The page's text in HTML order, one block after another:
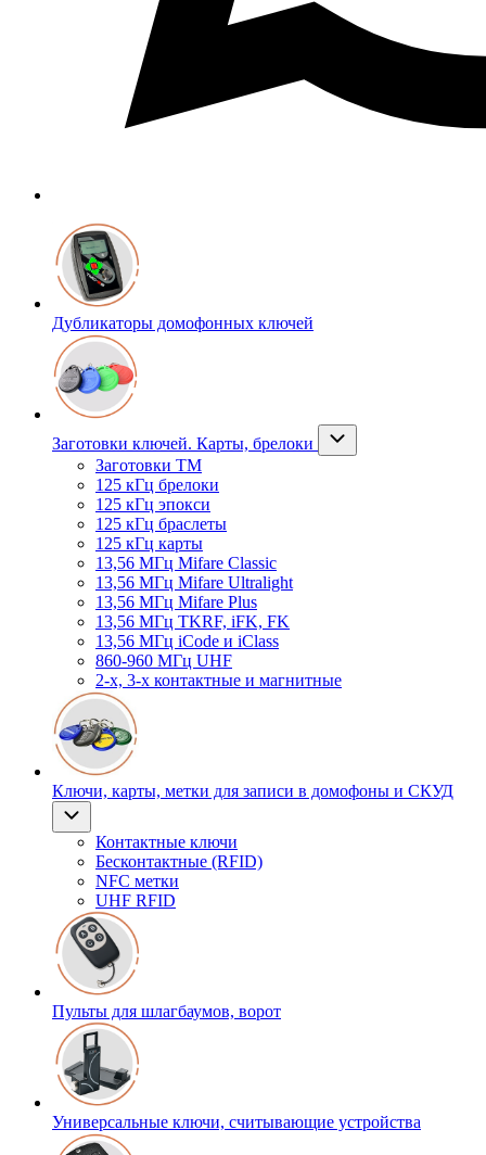
Дубликаторы домофонных ключей
Заготовки ключей. Карты, брелоки
Заготовки ТМ
125 кГц брелоки
125 кГц эпокси
125 кГц браслеты
125 кГц карты
13,56 МГц Mifare Classic
13,56 МГц Mifare Ultralight
13,56 МГц Mifare Plus
13,56 МГц TKRF, iFK, FK
13,56 МГц iCode и iClass
860-960 МГц UHF
2-х, 3-х контактные и магнитные
Ключи, карты, метки для записи в домофоны и СКУД
Контактные ключи
Бесконтактные (RFID)
NFC метки
UHF RFID
Пульты для шлагбаумов, ворот
Универсальные ключи, считывающие устройства